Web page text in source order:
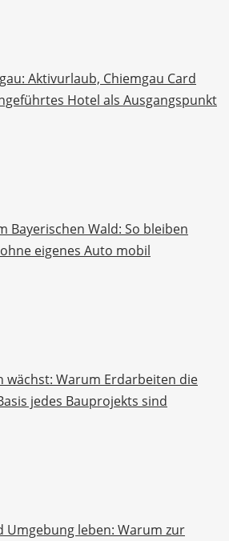
Aktivurlaub, Chiemgau Card
Hotel als Ausgangspunkt
Bayerischen Wald: So bleiben
eigenes Auto mobil
wächst: Warum Erdarbeiten die
jedes Bauprojekts sind
Umgebung leben: Warum zur